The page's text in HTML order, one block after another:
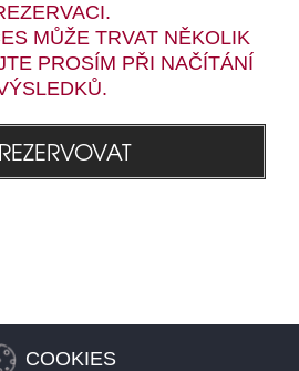
MŮŽE TRVAT NĚKOLIK
PROSÍM PŘI NAČÍTÁNÍ
REZERVOVAT
COOKIES